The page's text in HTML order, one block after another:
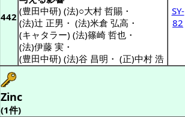
442 (豊田中研) (法)○大村 哲賜 ・
(法)辻 正男 ・ (法)米倉 弘高 ・
(キャタラー) (法)篠崎 哲也 ・
(法)伊藤 実 ・
(豊田中研) (法)谷 昌明 ・ (正)中村 浩
SY-
82
Zinc
(1件)